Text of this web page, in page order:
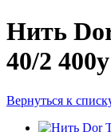
Нить
40/2
Вернуться к